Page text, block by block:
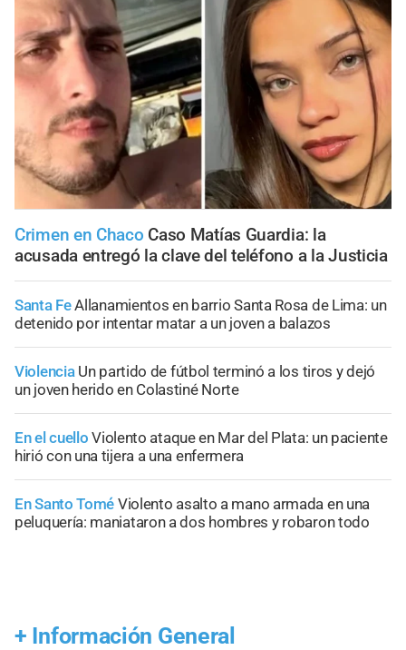
Crimen en Chaco Caso Matías Guardia: la
acusada entregó la clave del teléfono a la Justicia
Santa FeAllanamientos en barrio Santa Rosa de Lima: un
detenido por intentar matar a un joven a balazos
Violencia Un partido de fútbol terminó a los tiros y dejó
un joven herido en Colastiné Norte
En el cuello Violento ataque en Mar del Plata: un paciente
hirió con una tijera a una enfermera
En Santo Tomé Violento asalto a mano armada en una
peluquería: maniataron a dos hombres y robaron todo
+ Información General